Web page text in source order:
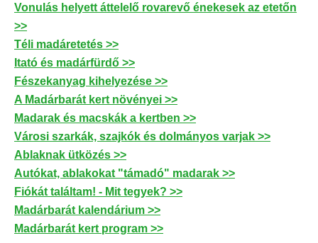
Vonulás helyett áttelelő rovarevő énekesek az etetőn
>>
Téli madáretetés >>
Itató és madárfürdő >>
Fészekanyag kihelyezése >>
A Madárbarát kert növényei >>
Madarak és macskák a kertben >>
Városi szarkák, szajkók és dolmányos varjak >>
Ablaknak ütközés >>
Autókat, ablakokat "támadó" madarak >>
Fiókát találtam! - Mit tegyek? >>
Madárbarát kalendárium >>
Madárbarát kert program >>